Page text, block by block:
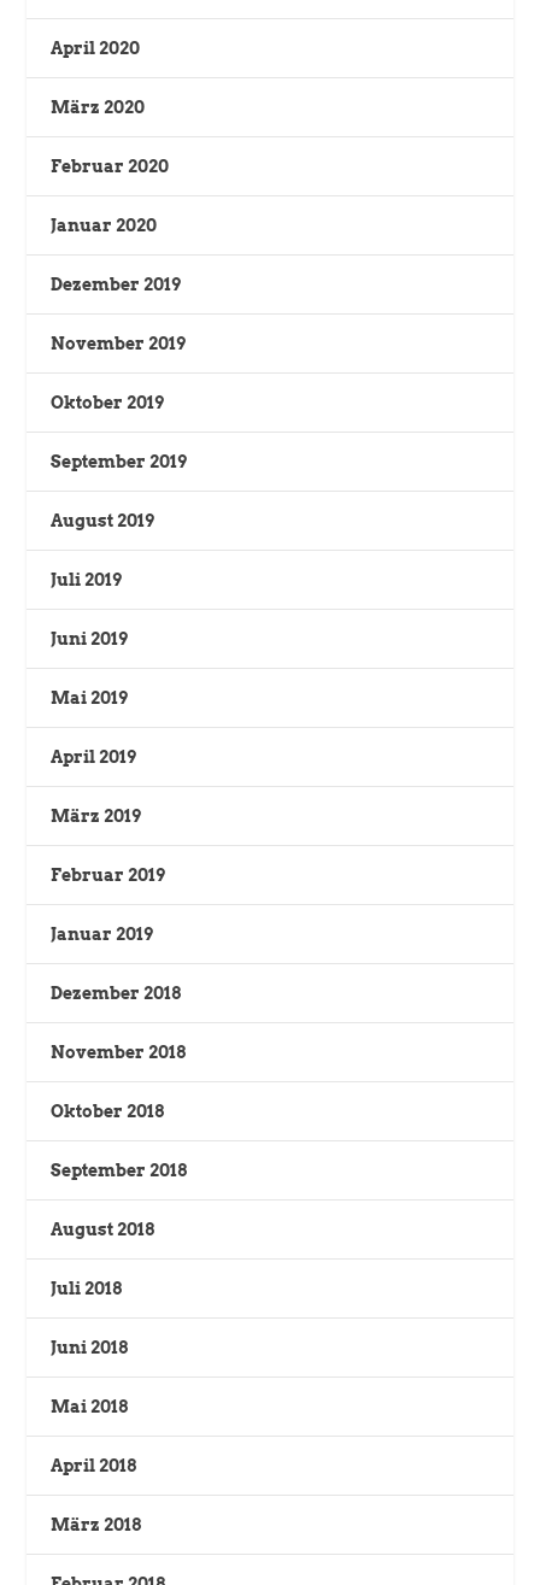
April 2020
März 2020
Februar 2020
Januar 2020
Dezember 2019
November 2019
Oktober 2019
September 2019
August 2019
Juli 2019
Juni 2019
Mai 2019
April 2019
März 2019
Februar 2019
Januar 2019
Dezember 2018
November 2018
Oktober 2018
September 2018
August 2018
Juli 2018
Juni 2018
Mai 2018
April 2018
März 2018